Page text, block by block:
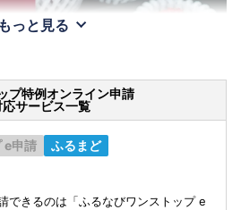
もっと見る
プ特例オンライン申請
応サービス一覧
e申請
ふるまど
できるのは「ふるなびワンストップ e